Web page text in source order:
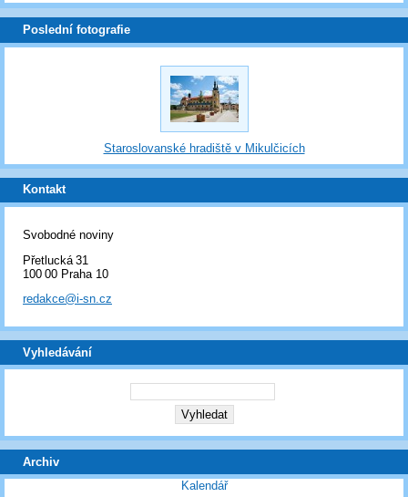
Poslední fotografie
Staroslovanské hradiště v Mikulčicích
Kontakt
Svobodné noviny
Přetlucká 31
100 00 Praha 10
redakce@i-sn.cz
Vyhledávání
Archiv
Kalendář